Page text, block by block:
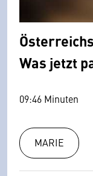
Was jetzt
09:46 Minuten
MARIE